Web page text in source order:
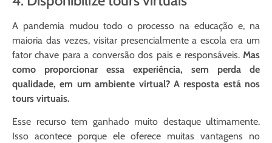
A pandemia mudou todo o processo na educação e, na
maioria das vezes, visitar presencialmente a escola era um
fator chave para a conversão dos pais e responsáveis. Mas
como proporcionar essa experiência, sem perda de
qualidade, em um ambiente virtual? A resposta está nos
tours virtuais.
Esse recurso tem ganhado muito destaque ultimamente.
Isso acontece porque ele oferece muitas vantagens no